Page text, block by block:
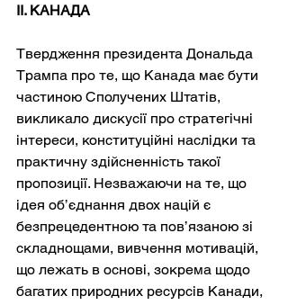
II. КАНАДА
Твердження президента Дональда
Трампа про те, що Канада має бути
частиною Сполучених Штатів,
викликало дискусії про стратегічні
інтереси, конституційні наслідки та
практичну здійсненність такої
пропозиції. Незважаючи на те, що
ідея об’єднання двох націй є
безпрецедентною та пов’язаною зі
складнощами, вивчення мотивацій,
що лежать в основі, зокрема щодо
багатих природних ресурсів Канади,